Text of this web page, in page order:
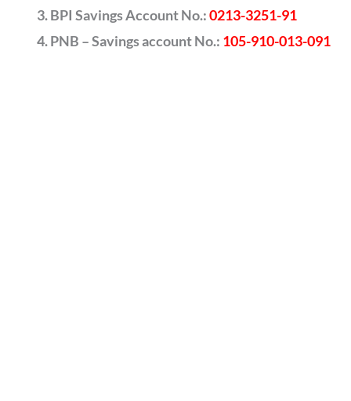
BPI Savings Account No.:0213-3251-91
PNB – Savings account No.: 105-910-013-091